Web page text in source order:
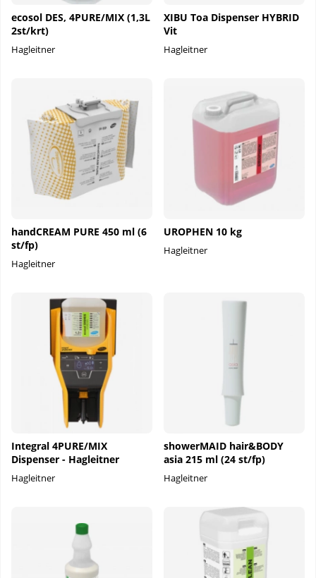
ecosol DES, 4PURE/MIX (1,3L
2st/krt)
Hagleitner
XIBU Toa Dispenser HYBRID
Vit
Hagleitner
handCREAM PURE 450 ml (6
st/fp)
Hagleitner
UROPHEN 10 kg
Hagleitner
Integral 4PURE/MIX
Dispenser - Hagleitner
Hagleitner
showerMAID hair&BODY
asia 215 ml (24 st/fp)
Hagleitner